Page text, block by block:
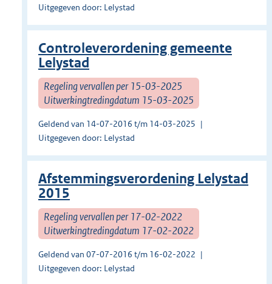
Uitgegeven door: Lelystad
Controleverordening gemeente
Lelystad
Regeling vervallen per 15-03-2025
Uitwerkingtredingdatum 15-03-2025
Geldend van 14-07-2016 t/m 14-03-2025
Uitgegeven door: Lelystad
Afstemmingsverordening Lelystad
2015
Regeling vervallen per 17-02-2022
Uitwerkingtredingdatum 17-02-2022
Geldend van 07-07-2016 t/m 16-02-2022
Uitgegeven door: Lelystad